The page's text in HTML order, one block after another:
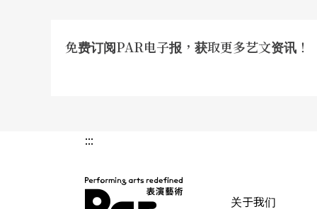
免费订阅PAR电子报，获取更多艺文资讯！
:::
关于我们